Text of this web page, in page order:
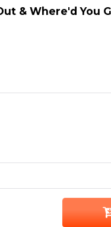
Where'd You Go